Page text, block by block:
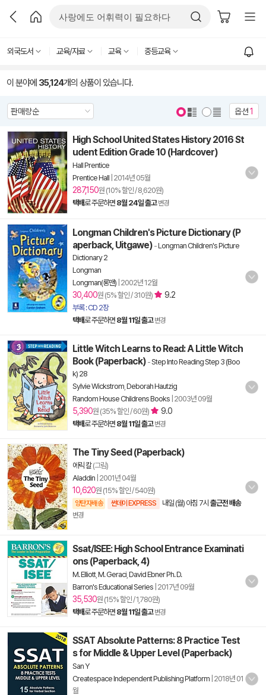
외국도서 교육/자료 교육 중등교육
이 분야에 35,124개의 상품이 있습니다.
옵션1
High School United States History 2016 St
udent Edition Grade 10 (Hardcover)
Hall Prentice
Prentice Hall 2014년 05월
287,150원 (10% 할인 / 8,620원)
택배로 주문하면 8월 24일 출고 변경
Longman Children's Picture Dictionary (P
aperback, Uitgawe) -Longman Children's Picture
Dictionary 2
Longman
Longman(롱맨) 2002년 12월
30,400원 (5% 할인 / 310원) 9.2
부록 : CD 2장
택배로 주문하면 8월 11일 출고 변경
Little Witch Learns to Read: A Little Witch
Book (Paperback) -Step Into Reading Step 3 (Boo
k) 28
Sylvie Wickstrom Deborah Hautzig
Random House Childrens Books 2003년 09월
5,390원 (35% 할인 / 60원) 9.0
택배로 주문하면 8월 11일 출고 변경
The Tiny Seed (Paperback)
에릭 칼(그림)
Aladdin 2001년 04월
10,620원 (15% 할인 / 540원)
양탄자배송 썬데이 EXPRESS 내일 (월) 아침 7시 출근전 배송
변경
Ssat/ISEE: High School Entrance Examinati
ons (Paperback, 4)
M. Elliott, M. Geraci David Ebner Ph. D.
Barron's Educational Series 2017년 09월
35,530원 (15% 할인 / 1,780원)
택배로 주문하면 8월 11일 출고 변경
SSAT Absolute Patterns: 8 Practice Test
s for Middle & Upper Level (Paperback)
San Y
Createspace Independent Publishing Platform 2018년 01
월